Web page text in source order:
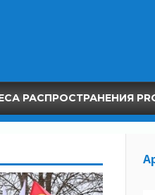
РАСПРОСТРАНЕНИЯ